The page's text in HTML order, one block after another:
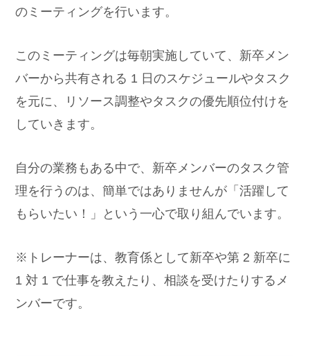
のミーティングを行います。
このミーティングは毎朝実施していて、新卒メン
バーから共有される 1 日のスケジュールやタスク
を元に、リソース調整やタスクの優先順位付けを
していきます。
自分の業務もある中で、新卒メンバーのタスク管
理を行うのは、簡単ではありませんが「活躍して
もらいたい！」という一心で取り組んでいます。
※トレーナーは、教育係として新卒や第 2 新卒に
1 対 1 で仕事を教えたり、相談を受けたりするメ
ンバーです。